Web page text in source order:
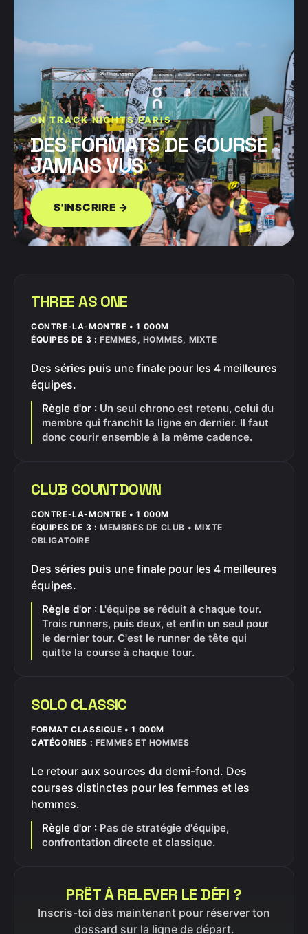
ON TRACK NIGHTS PARIS
DES FORMATS DE COURSE
JAMAIS VUS
S'INSCRIRE →
THREE AS ONE
CONTRE-LA-MONTRE • 1 000M
ÉQUIPES DE 3 : FEMMES, HOMMES, MIXTE
Des séries puis une finale pour les 4 meilleures
équipes.
Règle d'or : Un seul chrono est retenu, celui du
membre qui franchit la ligne en dernier. Il faut
donc courir ensemble à la même cadence.
CLUB COUNTDOWN
CONTRE-LA-MONTRE • 1 000M
ÉQUIPES DE 3 : MEMBRES DE CLUB • MIXTE
OBLIGATOIRE
Des séries puis une finale pour les 4 meilleures
équipes.
Règle d'or : L'équipe se réduit à chaque tour.
Trois runners, puis deux, et enfin un seul pour
le dernier tour. C'est le runner de tête qui
quitte la course à chaque tour.
SOLO CLASSIC
FORMAT CLASSIQUE • 1 000M
CATÉGORIES : FEMMES ET HOMMES
Le retour aux sources du demi-fond. Des
courses distinctes pour les femmes et les
hommes.
Règle d'or : Pas de stratégie d'équipe,
confrontation directe et classique.
PRÊT À RELEVER LE DÉFI ?
Inscris-toi dès maintenant pour réserver ton
dossard sur la ligne de départ.